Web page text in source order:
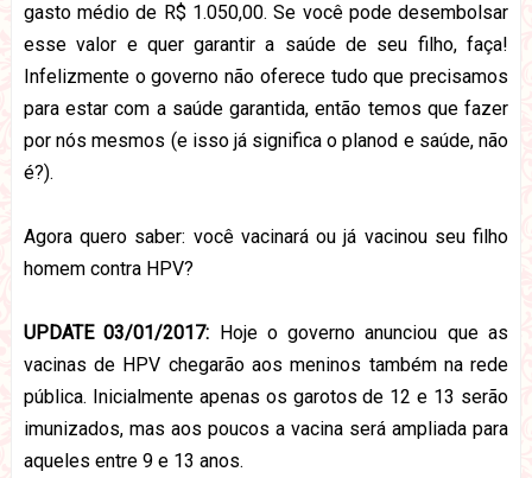
gasto médio de R$ 1.050,00. Se você pode desembolsar
esse valor e quer garantir a saúde de seu filho, faça!
Infelizmente o governo não oferece tudo que precisamos
para estar com a saúde garantida, então temos que fazer
por nós mesmos (e isso já significa o planod e saúde, não
é?).
Agora quero saber: você vacinará ou já vacinou seu filho
homem contra HPV?
UPDATE 03/01/2017: Hoje o governo anunciou que as
vacinas de HPV chegarão aos meninos também na rede
pública. Inicialmente apenas os garotos de 12 e 13 serão
imunizados, mas aos poucos a vacina será ampliada para
aqueles entre 9 e 13 anos.